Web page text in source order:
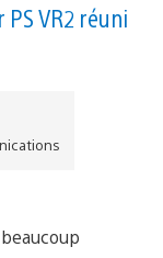
VR2 réuni